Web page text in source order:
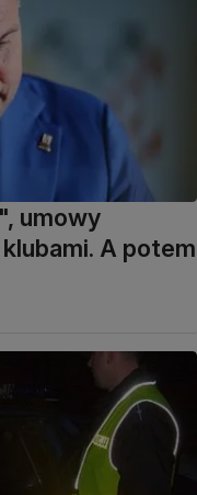
umowy
A potem